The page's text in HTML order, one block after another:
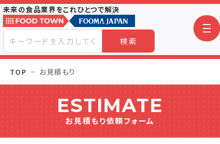
未来の食品業界をこれひとつで解決
検索
TOP お見積もり
ESTIMATE
お見積もり依頼フォーム